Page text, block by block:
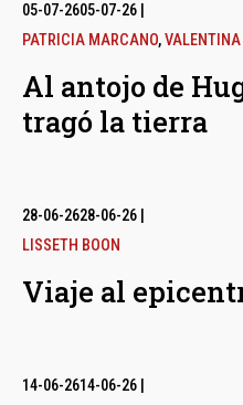
05-07-2605-07-26
PATRICIA MARCANO,VALENTINA
Al antojo de
tragó la tierra
28-06-2628-06-26
LISSETH BOON
Viaje al
14-06-2614-06-26